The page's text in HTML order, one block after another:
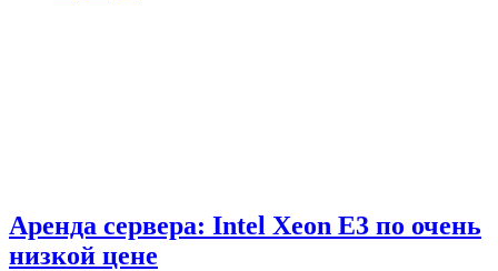
Аренда сервера: Intel Xeon E3 по очень
низкой цене